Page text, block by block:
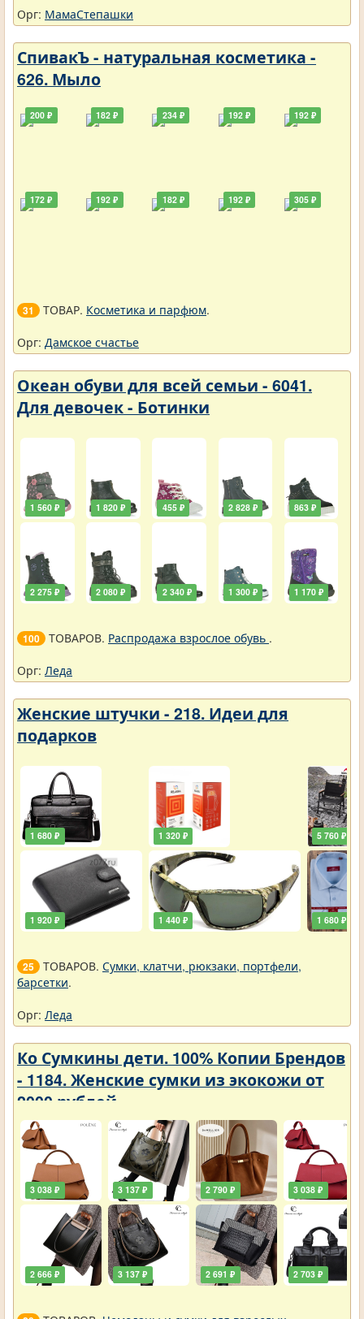
Орг: МамаСтепашки
СпивакЪ - натуральная косметика -
626. Мыло
200 ₽
172 ₽
182 ₽
192 ₽
234 ₽
182 ₽
192 ₽
192 ₽
192 ₽
305 ₽
31 ТОВАР. Косметика и парфюм.
Орг: Дамское счастье
Океан обуви для всей семьи - 6041.
Для девочек - Ботинки
1 560 ₽
2 275 ₽
1 820 ₽
2 080 ₽
455 ₽
2 340 ₽
2 828 ₽
1 300 ₽
863 ₽
1 170 ₽
100 ТОВАРОВ. Распродажа взрослое обувь .
Орг: Леда
Женские штучки - 218. Идеи для
подарков
1 680 ₽
1 920 ₽
1 320 ₽
1 440 ₽
5 760 ₽
1 680 ₽
25 ТОВАРОВ. Сумки, клатчи, рюкзаки, портфели,
барсетки.
Орг: Леда
Ко Сумкины дети. 100% Копии Брендов
- 1184. Женские сумки из экокожи от
2000 рублей
3 038 ₽
2 666 ₽
3 137 ₽
3 137 ₽
2 790 ₽
2 691 ₽
3 038 ₽
2 703 ₽